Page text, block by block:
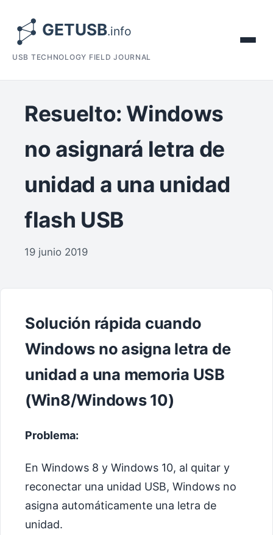
USB TECHNOLOGY FIELD JOURNAL
Resuelto: Windows
no asignará letra de
unidad a una unidad
flash USB
19 junio 2019
Solución rápida cuando
Windows no asigna letra de
unidad a una memoria USB
(Win8/Windows 10)
Problema:
En Windows 8 y Windows 10, al quitar y
reconectar una unidad USB, Windows no
asigna automáticamente una letra de
unidad.